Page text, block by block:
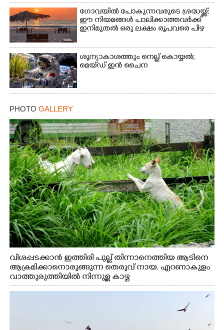
ഗോവയിൽ പോകുന്നവരുടെ ശ്രദ്ധയ്ക്ക്:
ഈ നിയമങ്ങൾ പാലിക്കാത്തവർക്ക്
ഇനിമുതൽ ഒരു ലക്ഷം രൂപവരെ പിഴ
ശൂന്യാകാശത്തും നെല്ല് കൊയ്യൽ;
മെയ്‌ഡ് ഇൻ ചൈന
PHOTO GALLERY
വിശപ്പടക്കാൻ ഇത്തിരി പുല്ല് തിന്നാനെത്തിയ ആടിനെ
ആക്രമിക്കാനൊരുങ്ങുന്ന തെരുവ് നായ. എറണാകുളം
വാത്തുരുത്തിയിൽ നിന്നുള്ള കാഴ്ച